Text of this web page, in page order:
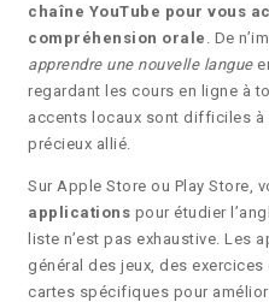
chaîne YouTube pour vous
compréhension orale . De
apprendre une nouvelle langue
regardant les cours en ligne à
accents locaux sont difficiles à
précieux allié.
Sur Apple Store ou Play Store,
applications pour étudier
liste n’est pas exhaustive. Les
général des jeux, des
cartes spécifiques pour